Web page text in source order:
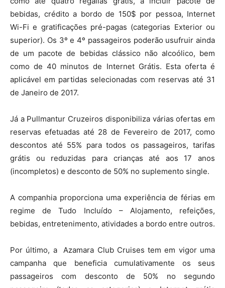
bebidas, crédito a bordo de 150$ por pessoa, Internet
Wi-Fi e gratificações pré-pagas (categorias Exterior ou
superior). Os 3º e 4º passageiros poderão usufruir ainda
de um pacote de bebidas clássico não alcoólico, bem
como de 40 minutos de Internet Grátis. Esta oferta é
aplicável em partidas selecionadas com reservas até 31
de Janeiro de 2017.
Já a Pullmantur Cruzeiros disponibiliza várias ofertas em
reservas efetuadas até 28 de Fevereiro de 2017, como
descontos até 55% para todos os passageiros, tarifas
grátis ou reduzidas para crianças até aos 17 anos
(incompletos) e desconto de 50% no suplemento single.
A companhia proporciona uma experiência de férias em
regime de Tudo Incluído – Alojamento, refeições,
bebidas, entretenimento, atividades a bordo entre outros.
Por último, a Azamara Club Cruises tem em vigor uma
campanha que beneficia cumulativamente os seus
passageiros com desconto de 50% no segundo